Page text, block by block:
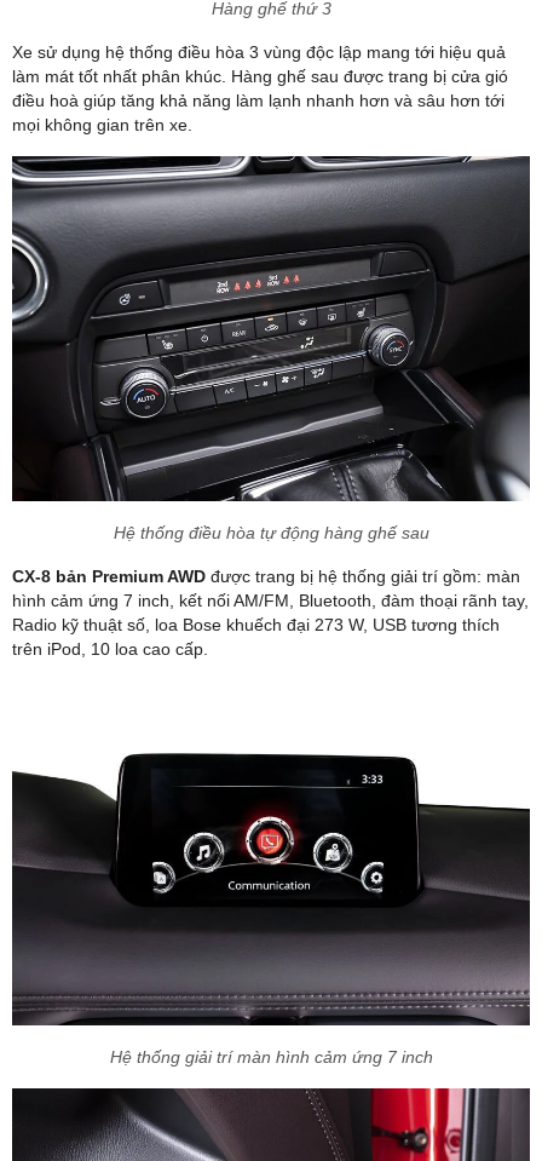
Hàng ghế thứ 3
Xe sử dụng hệ thống điều hòa 3 vùng độc lập mang tới hiệu quả
làm mát tốt nhất phân khúc. Hàng ghế sau được trang bị cửa gió
điều hoà giúp tăng khả năng làm lạnh nhanh hơn và sâu hơn tới
mọi không gian trên xe.
Hệ thống điều hòa tự động hàng ghế sau
CX-8 bản Premium AWD được trang bị hệ thống giải trí gồm: màn
hình cảm ứng 7 inch, kết nối AM/FM, Bluetooth, đàm thoại rãnh tay,
Radio kỹ thuật số, loa Bose khuếch đại 273 W, USB tương thích
trên iPod, 10 loa cao cấp.
Hệ thống giải trí màn hình cảm ứng 7 inch